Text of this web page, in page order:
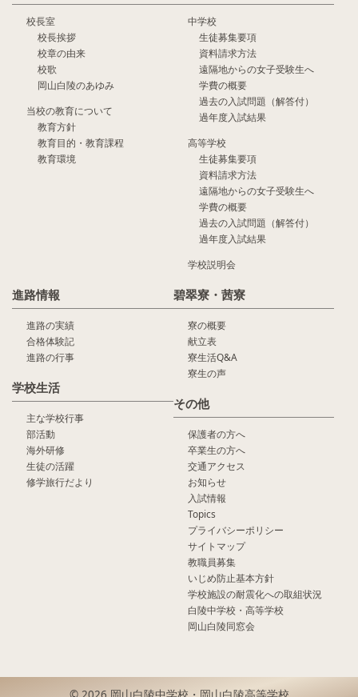
校長室
校長挨拶
校章の由来
校歌
岡山白陵のあゆみ
当校の教育について
教育方針
教育目的・教育課程
教育環境
中学校
生徒募集要項
資料請求方法
遠隔地からの女子受験生へ
学費の概要
過去の入試問題（解答付）
過年度入試結果
高等学校
生徒募集要項
資料請求方法
遠隔地からの女子受験生へ
学費の概要
過去の入試問題（解答付）
過年度入試結果
学校説明会
進路情報
進路の実績
合格体験記
進路の行事
学校生活
主な学校行事
部活動
海外研修
生徒の活躍
修学旅行だより
碧翠寮・茜寮
寮の概要
献立表
寮生活Q&A
寮生の声
その他
保護者の方へ
卒業生の方へ
交通アクセス
お知らせ
入試情報
Topics
プライバシーポリシー
サイトマップ
教職員募集
いじめ防止基本方針
学校施設の耐震化への取組状況
白陵中学校・高等学校
岡山白陵同窓会